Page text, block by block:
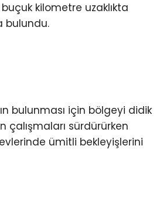
kilometre uzaklıkta
bulundu.
bulunması için bölgeyi didik
çalışmaları sürdürürken
ümitli bekleyişlerini